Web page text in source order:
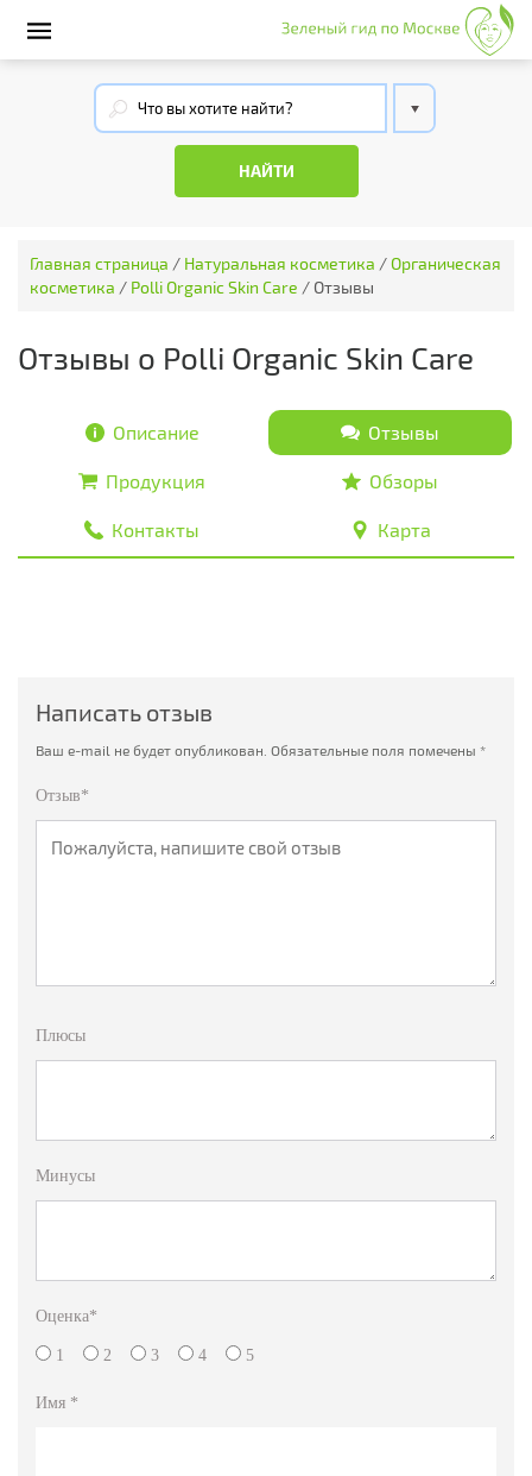
Главная страница / Натуральная косметика /Органическая
косметика / Polli Organic Skin Care / Отзывы
Отзывы о Polli Organic Skin Care
Описание Отзывы
Продукция Обзоры
Контакты Карта
Написать отзыв
Ваш e-mail не будет опубликован. Обязательные поля помечены *
Отзыв*
Плюсы
Минусы
Оценка*
1 2 3 4 5
Имя *